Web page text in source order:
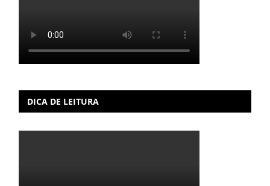
DICA DE LEITURA